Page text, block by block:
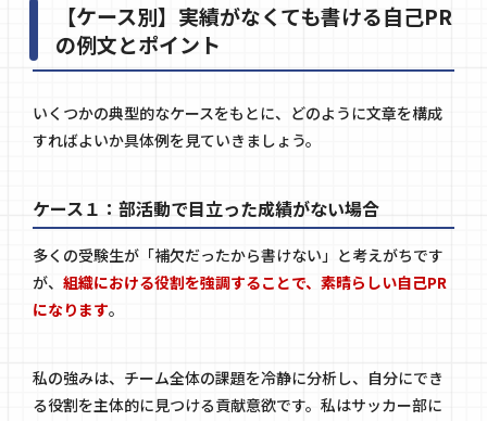
【ケース別】実績がなくても書ける自己PR
の例文とポイント
いくつかの典型的なケースをもとに、どのように文章を構成
すればよいか具体例を見ていきましょう。
ケース１：部活動で目立った成績がない場合
多くの受験生が「補欠だったから書けない」と考えがちです
が、 組織における役割を強調することで、素晴らしい自己PR
になります。
私の強みは、チーム全体の課題を冷静に分析し、自分にでき
る役割を主体的に見つける貢献意欲です。私はサッカー部に